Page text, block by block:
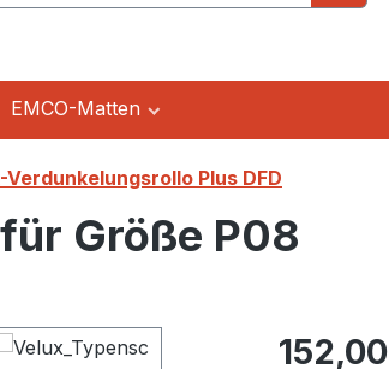
EMCO-Matten
Verdunkelungsrollo Plus DFD
Größe P08
Regulärer